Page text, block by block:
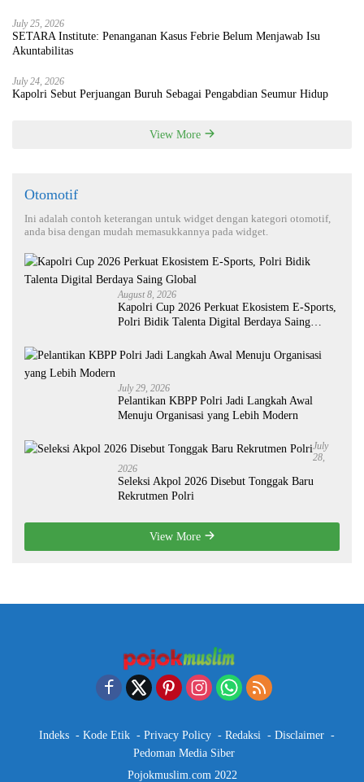
July 25, 2026
SETARA Institute: Penanganan Kasus Febrie Belum Menjawab Isu
Akuntabilitas
July 24, 2026
Kapolri Sebut Perjuangan Buruh Sebagai Pengabdian Seumur Hidup
View More
Otomotif
Ini adalah contoh keterangan untuk widget dengan kategori otomotif,
anda bisa dengan mudah memasukkannya pada widget.
August 8, 2026
Kapolri Cup 2026 Perkuat Ekosistem E-Sports,
Polri Bidik Talenta Digital Berdaya Saing
July 29, 2026
Pelantikan KBPP Polri Jadi Langkah Awal
Menuju Organisasi yang Lebih Modern
July
28,
2026
Seleksi Akpol 2026 Disebut Tonggak Baru
Rekrutmen Polri
View More
Indeks Kode Etik Privacy Policy Redaksi
Disclaimer
Pedoman Media Siber
Pojokmuslim.com 2022